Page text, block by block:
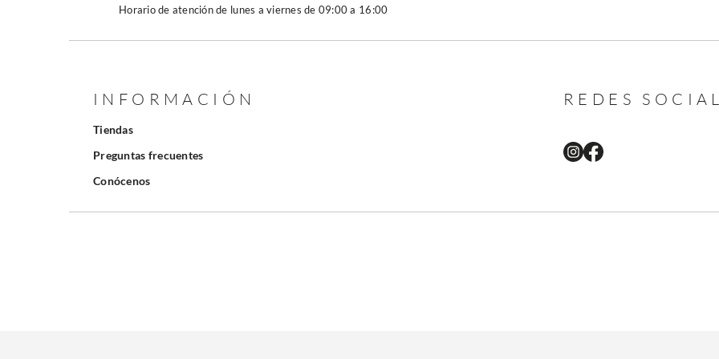
Horario de atención de lunes a viernes de 09:00 a 16:00
INFORMACIÓN
Tiendas
Preguntas frecuentes
Conócenos
REDES